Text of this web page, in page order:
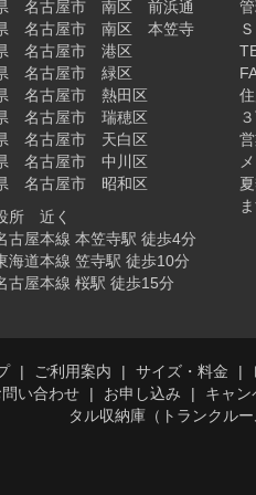
名古屋市 南区 前浜通
名古屋市 南区 本笠寺
名古屋市 港区
名古屋市 緑区
名古屋市 熱田区
名古屋市 瑞穂区
名古屋市 天白区
名古屋市 中川区
名古屋市 昭和区
所 近く
古屋本線 本笠寺駅 徒歩4分
海道本線 笠寺駅 徒歩10分
古屋本線 桜駅 徒歩15分
ご利用案内 サイズ・料金
問い合わせ
お申し込み
キャン
タル収納庫（トランクル